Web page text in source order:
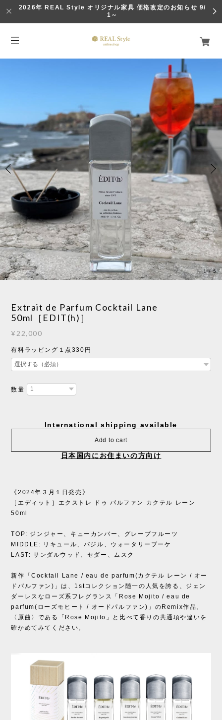
2026年 REAL Style オリジナル家具 価格改定のお知らせ 9/
1～
1/5
Extrait de Parfum Cocktail Lane
50ml［EDIT(h)］
¥22,000
有料ラッピング１点330円
数量
International shipping available
Add to cart
日本国内にお住まいの方向け
《2024年３月１日発売》
［エディット］エクストレ ドゥ パルファン カクテル レーン
50ml
TOP: ジンジャー、キューカンバー、グレープフルーツ
MIDDLE: リキュール、バジル、ウォータリーブーケ
LAST: サンダルウッド、セダー、ムスク
新作「Cocktail Lane / eau de parfum(カクテル レーン / オー
ドパルファン)」は、1stコレクション随一の人気を誇る、ジェン
ダーレスなローズ系フレグランス「Rose Mojito / eau de
parfum(ローズモヒート / オードパルファン)」のRemix作品。
〈原曲〉である「Rose Mojito」と比べて香りの共通項や違いを
確かめてみてください。